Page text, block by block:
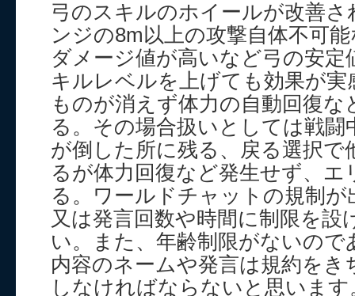
弓のスキルのホイールが改善
ンジの8m以上の攻撃自体不可
ダメージ値が高いなど弓の安
キルレベルを上げても効果が実
ものが消えず体力の自動回復な
る。その場合扱いとしては戦闘
が倒した所に残る、戻る選択で
るが体力回復など発生せず、エ
る。ワールドチャットの規制
又は発言回数や時間に制限を設
い。また、年齢制限がないので
内容のネームや発言は規約をき
しなければならないと思いま